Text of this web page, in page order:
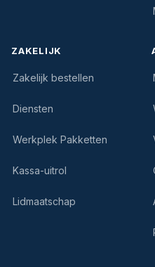
ZAKELIJK
Zakelijk bestellen
Diensten
Werkplek Pakketten
Kassa-uitrol
Lidmaatschap